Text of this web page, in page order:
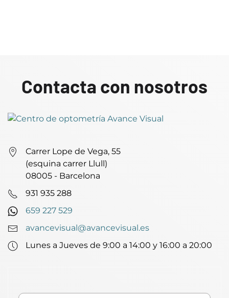
Contacta con nosotros
Carrer Lope de Vega, 55
(esquina carrer Llull)
08005 - Barcelona
931 935 288
659 227 529
avancevisual@avancevisual.es
Lunes a Jueves de 9:00 a 14:00 y 16:00 a 20:00